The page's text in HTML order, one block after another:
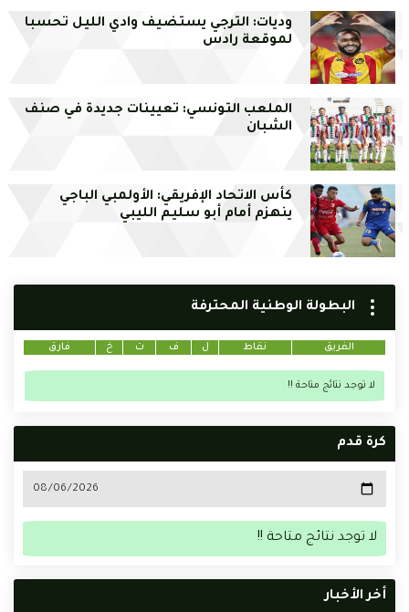
وديات: الترجي يستضيف وادي الليل تحسبا
لموقعة رادس
الملعب التونسي: تعيينات جديدة في صنف
الشبان
كأس الاتحاد الإفريقي: الأولمبي الباجي
ينهزم أمام أبو سليم الليبي
البطولة الوطنية المحترفة
الفريق نقاط ل ف ت خ فارق
لا توجد نتائج متاحة !!
كرة قدم
لا توجد نتائج متاحة !!
أخر الأخبار